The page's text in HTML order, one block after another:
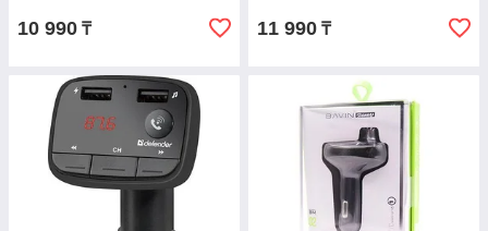
10 990 ₸ 11 990 ₸